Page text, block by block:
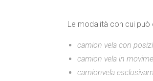
Le modalità con cui
camion vela con
camion vela in
camionvela